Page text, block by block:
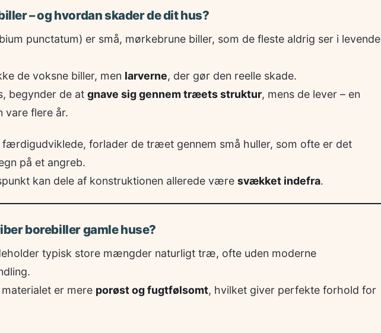
– og hvordan skader de dit hus?
punctatum) er små, mørkebrune biller, som de fleste aldrig ser i levende
de voksne biller, men larverne, der gør den reelle skade.
begynder de at gnave sig gennem træets struktur, mens de lever – en
vare flere år.
færdigudviklede, forlader de træet gennem små huller, som ofte er det
på et angreb.
kan dele af konstruktionen allerede være svækket indefra.
borebiller gamle huse?
typisk store mængder naturligt træ, ofte uden moderne
er mere porøst og fugtfølsomt, hvilket giver perfekte forhold for